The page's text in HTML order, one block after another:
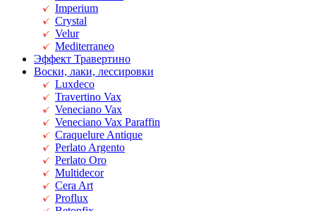
Imperium
Crystal
Velur
Mediterraneo
Эффект Травертино
Воски, лаки, лессировки
Luxdeco
Travertino Vax
Veneciano Vax
Veneciano Vax Paraffin
Craquelure Antique
Perlato Argento
Perlato Oro
Multidecor
Cera Art
Proflux